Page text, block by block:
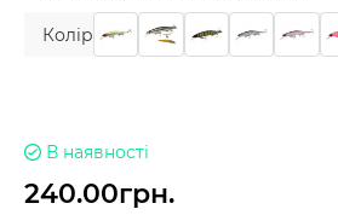
Колiр
В наявності
240.00грн.